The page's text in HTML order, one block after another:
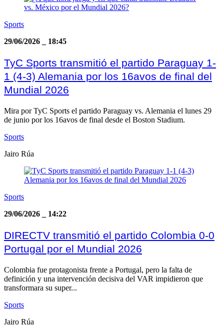
Sports
29/06/2026
18:45
TyC Sports transmitió el partido Paraguay 1-
1 (4-3) Alemania por los 16avos de final del
Mundial 2026
Mira por TyC Sports el partido Paraguay vs. Alemania el lunes 29
de junio por los 16avos de final desde el Boston Stadium.
Sports
Jairo Rúa
Sports
29/06/2026
14:22
DIRECTV transmitió el partido Colombia 0-0
Portugal por el Mundial 2026
Colombia fue protagonista frente a Portugal, pero la falta de
definición y una intervención decisiva del VAR impidieron que
transformara su super...
Sports
Jairo Rúa